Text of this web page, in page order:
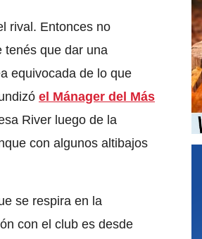
rival. Entonces no
tenés que dar una
equivocada de lo que
el Mánager del Más
River luego de la
con algunos altibajos
se respira en la
con el club es desde